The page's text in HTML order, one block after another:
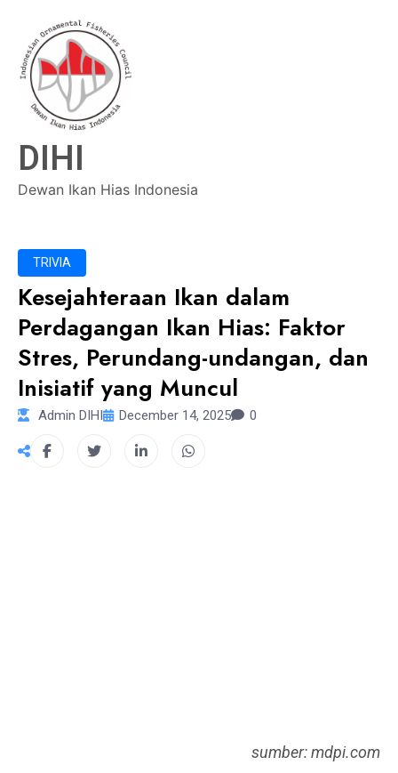
DIHI
Dewan Ikan Hias Indonesia
TRIVIA
Kesejahteraan Ikan dalam
Perdagangan Ikan Hias: Faktor
Stres, Perundang-undangan, dan
Inisiatif yang Muncul
Admin DIHI December 14, 2025 0
sumber: mdpi.com